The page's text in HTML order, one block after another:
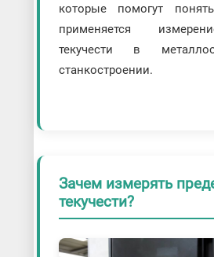
которые помогут
применяется
текучести в
станкостроении.
Зачем измерять
текучести?